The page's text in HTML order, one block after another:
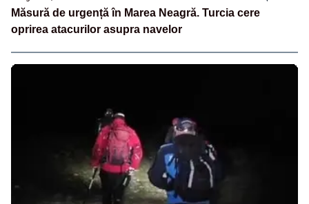
Măsură de urgență în Marea Neagră. Turcia cere
oprirea atacurilor asupra navelor